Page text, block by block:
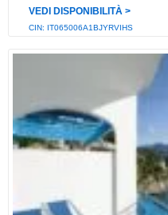
VEDI DISPONIBILITÀ ˃
CIN: IT065006A1BJYRVIHS